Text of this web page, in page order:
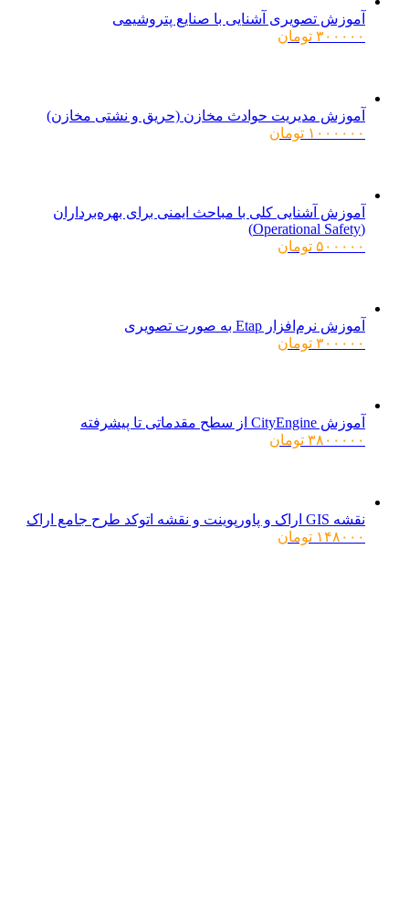
آموزش تصویری آشنایی با صنایع پتروشیمی
۳۰۰۰۰۰ تومان
آموزش مدیریت حوادث مخازن (حریق و نشتی مخازن)
۱۰۰۰۰۰۰ تومان
آموزش آشنایی کلی با مباحث ایمنی برای بهره‌برداران
۵۰۰۰۰۰ تومان
آموزش نرم‌افزار Etap به صورت تصویری
۳۰۰۰۰۰ تومان
آموزش CityEngine از سطح مقدماتی تا پیشرفته
۳۸۰۰۰۰۰ تومان
نقشه GIS اراک و پاورپوینت و نقشه اتوکد طرح جامع اراک
۱۴۸۰۰۰ تومان